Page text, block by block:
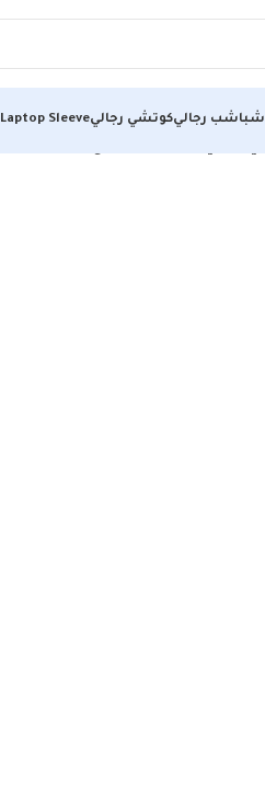
شباشب رجاليكوتشي رجاليLaptop Sleeve